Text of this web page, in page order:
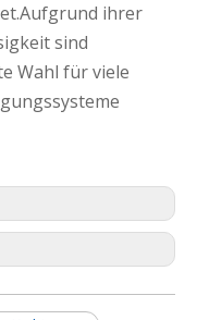
ihrer
sind
Wahl für viele